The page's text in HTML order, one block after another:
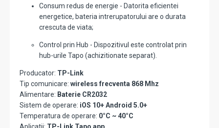
Consum redus de energie - Datorita eficientei
energetice, bateria intrerupatorului are o durata
crescuta de viata;
Control prin Hub - Dispozitivul este controlat prin
hub-urile Tapo (achizitionate separat).
Producator: TP-Link
Tip comunicare: wireless frecventa 868 Mhz
Alimentare: Baterie CR2032
Sistem de operare: iOS 10+ Android 5.0+
Temperatura de operare: 0°C ~ 40°C